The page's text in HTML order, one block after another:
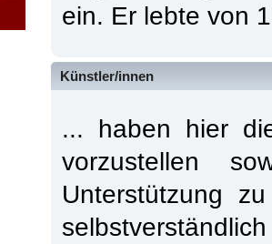
ein. Er lebte von
Künstler/innen
... haben hier
vorzustellen
Unterstützung